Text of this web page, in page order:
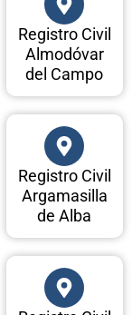
Registro Civil
Almodóvar
del Campo
Registro Civil
Argamasilla
de Alba